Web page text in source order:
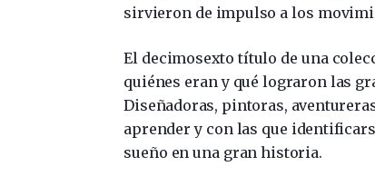
sirvieron de impulso a los
El decimosexto título de una
quiénes eran y qué lograron las
Diseñadoras, pintoras,
aprender y con las que
sueño en una gran historia.